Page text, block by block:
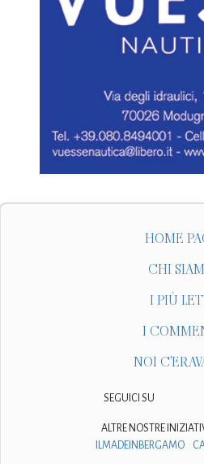
HOME
CHI
I PIÙ
I
NOI
SEGUICI SU
ALTRE NOSTRE
ILMADEINBERGAMO